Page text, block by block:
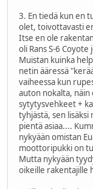
3. En tiedä kun en
olet, toivottavasti
Itse en ole
oli Rans S-6
Muistan kuinka
netin ääressä
vaiheessa kun
auton nokalta, näin
sytytysvehkeet +
tyhjästä, sen
pientä asiaa....
nykyään omistan
moottoripukki on
Mutta nykyään
oikeille rakentajille